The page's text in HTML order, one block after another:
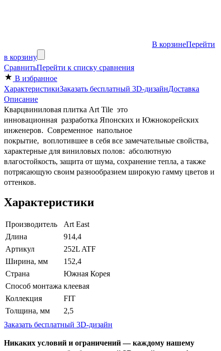
В корзинеПерейти
в корзину
СравнитьПерейти к списку сравнения
В избранное
ХарактеристикиЗаказать бесплатный 3D-дизайнДоставка
Описание
Кварцвиниловая плитка Art Tile это
инновационная разработка Японских и Южнокорейских
инженеров. Современное напольное
покрытие, воплотившее в себя все замечательные свойства,
характерные для виниловых полов: абсолютную
влагостойкость, защита от шума, сохранение тепла, а также
потрясающую своим разнообразием широкую гамму цветов и
оттенков.
Характеристики
Производитель
Art East
Длина
914,4
Артикул
252L ATF
Ширина, мм
152,4
Страна
Южная Корея
Способ монтажа клеевая
Коллекция
FIT
Толщина, мм
2,5
Заказать бесплатный 3D-дизайн
Никаких условий и ограничений — каждому нашему